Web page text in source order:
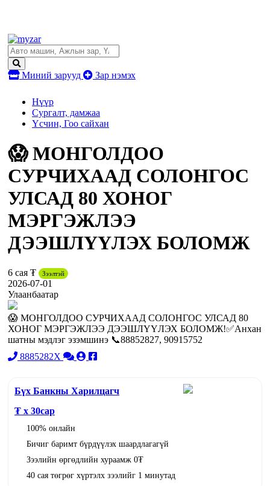
Миний зарууд Зар нэмэх
Нүүр
Сургалт, дамжаа
Үсчин, Гоо сайхан
😱 МОНГОЛДОО
СУРЧИХААД СОЛОНГОС
УЛСАД 80 ХОНОГ
МЭРГЭЖЛЭЭ
ДЭЭШЛҮҮЛЭХ БОЛОМЖ
6 сая ₮ Зээлтэй
2026-07-01
Улаанбаатар
😱 МОНГОЛДОО СУРЧИХААД СОЛОНГОС УЛСАД 80
ХОНОГ МЭРГЭЖЛЭЭ ДЭЭШЛҮҮЛЭХ БОЛОМЖ!✅Анхан
шатны мэдлэг эзэмшинэ 📞88852827, 90915752
8885282X
Бүх Банкны Харилцагч
₮ x 30сар
100% онлайн
Бичиг баримт бүрдүүлэх шаардлагагүй
Зээлийн өргөдлийн хураамж 0₮
40 сая төгрөг хүртэлх зээлийг 1 минутад